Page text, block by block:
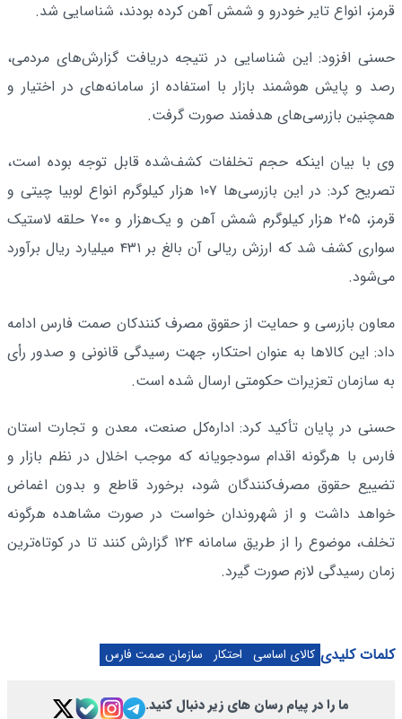
قرمز، انواع تایر خودرو و شمش آهن کرده بودند، شناسایی شد.
حسنی افزود: این شناسایی در نتیجه دریافت گزارش‌های مردمی،
رصد و پایش هوشمند بازار با استفاده از سامانه‌های در اختیار و
همچنین بازرسی‌های هدفمند صورت گرفت.
وی با بیان اینکه حجم تخلفات کشف‌شده قابل توجه بوده است،
تصریح کرد: در این بازرسی‌ها ۱۰۷ هزار کیلوگرم انواع لوبیا چیتی و
قرمز، ۲۰۵ هزار کیلوگرم شمش آهن و یک‌هزار و ۷۰۰ حلقه لاستیک
سواری کشف شد که ارزش ریالی آن بالغ بر ۴۳۱ میلیارد ریال برآورد
می‌شود.
معاون بازرسی و حمایت از حقوق مصرف کنندکان صمت فارس ادامه
داد: این کالاها به‌ عنوان احتکار، جهت رسیدگی قانونی و صدور رأی
به سازمان تعزیرات حکومتی ارسال شده است.
حسنی در پایان تأکید کرد: اداره‌کل صنعت، معدن و تجارت استان
فارس با هرگونه اقدام سودجویانه که موجب اخلال در نظم بازار و
تضییع حقوق مصرف‌کنندگان شود، برخورد قاطع و بدون اغماض
خواهد داشت و از شهروندان خواست در صورت مشاهده هرگونه
تخلف، موضوع را از طریق سامانه ۱۲۴ گزارش کنند تا در کوتاه‌ترین
زمان رسیدگی لازم صورت گیرد.
کلمات کلیدی کالای اساسی احتکار سازمان صمت فارس
ما را در پیام رسان های زیر دنبال کنید.